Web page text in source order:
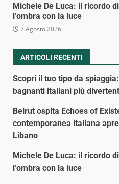
Michele De Luca: il ricordo
l’ombra con la luce
7 Agosto 2026
ARTICOLI RECENTI
Scopri il tuo tipo da
bagnanti italiani più
Beirut ospita Echoes of
contemporanea italiana
Libano
Michele De Luca: il ricordo
l’ombra con la luce